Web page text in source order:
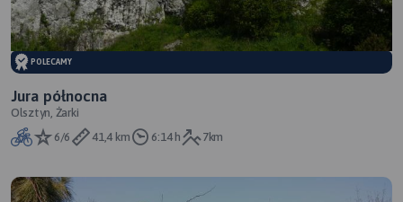
POLECAMY
Jura północna
Olsztyn, Żarki
6/6
41,4 km 6:14 h 7km